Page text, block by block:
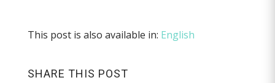
This post is also available in: English
SHARE THIS POST